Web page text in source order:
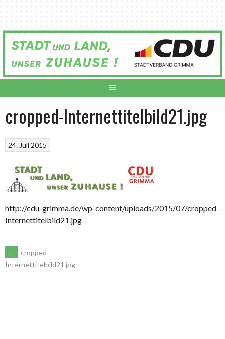
Inhalt
cropped-Internettitelbild21.jpg
24. Juli 2015
http://cdu-grimma.de/wp-content/uploads/2015/07/cropped-
Internettitelbild21.jpg
ARTIKEL-
←
cropped-
Internettitelbild21.jpg